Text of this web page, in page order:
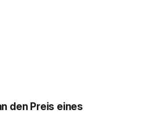
den Preis eines